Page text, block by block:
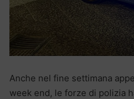
Anche nel fine settimana
week end, le forze di polizia